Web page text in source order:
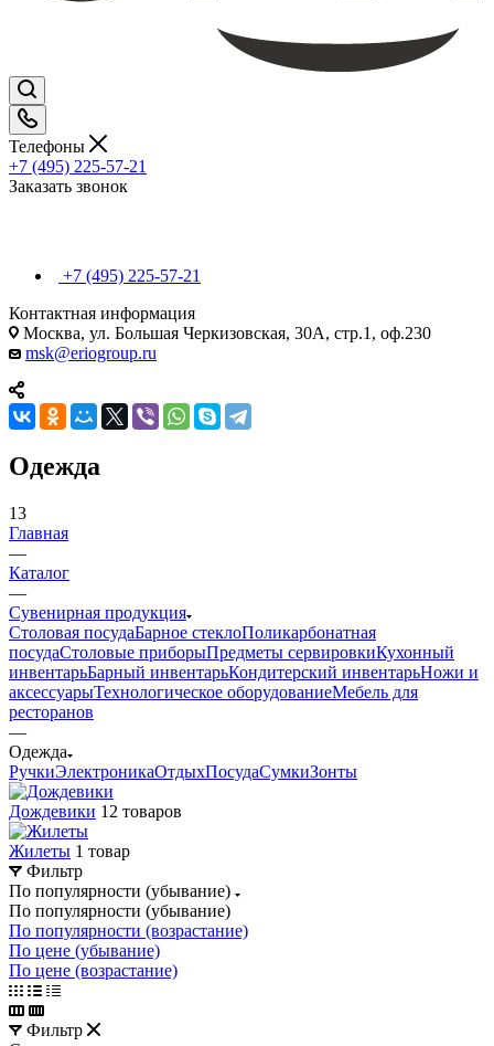
Телефоны
+7 (495) 225-57-21
Заказать звонок
+7 (495) 225-57-21
Контактная информация
Москва, ул. Большая Черкизовская, 30А, стр.1, оф.230
msk@eriogroup.ru
Одежда
13
Главная
—
Каталог
—
Сувенирная продукция
Столовая посудаБарное стеклоПоликарбонатная
посудаСтоловые приборыПредметы сервировкиКухонный
инвентарьБарный инвентарьКондитерский инвентарьНожи и
аксессуарыТехнологическое оборудованиеМебель для
ресторанов
—
Одежда
РучкиЭлектроникаОтдыхПосудаСумкиЗонты
Дождевики 12 товаров
Жилеты 1 товар
Фильтр
По популярности (убывание)
По популярности (убывание)
По популярности (возрастание)
По цене (убывание)
По цене (возрастание)
Фильтр